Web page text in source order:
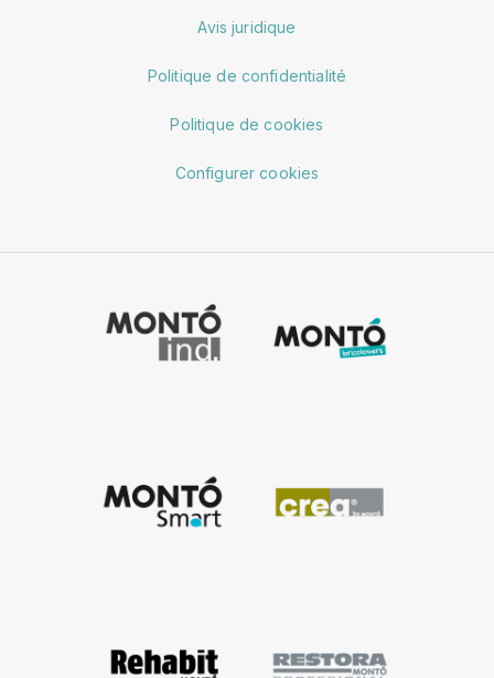
Avis juridique
Politique de confidentialité
Politique de cookies
Configurer cookies